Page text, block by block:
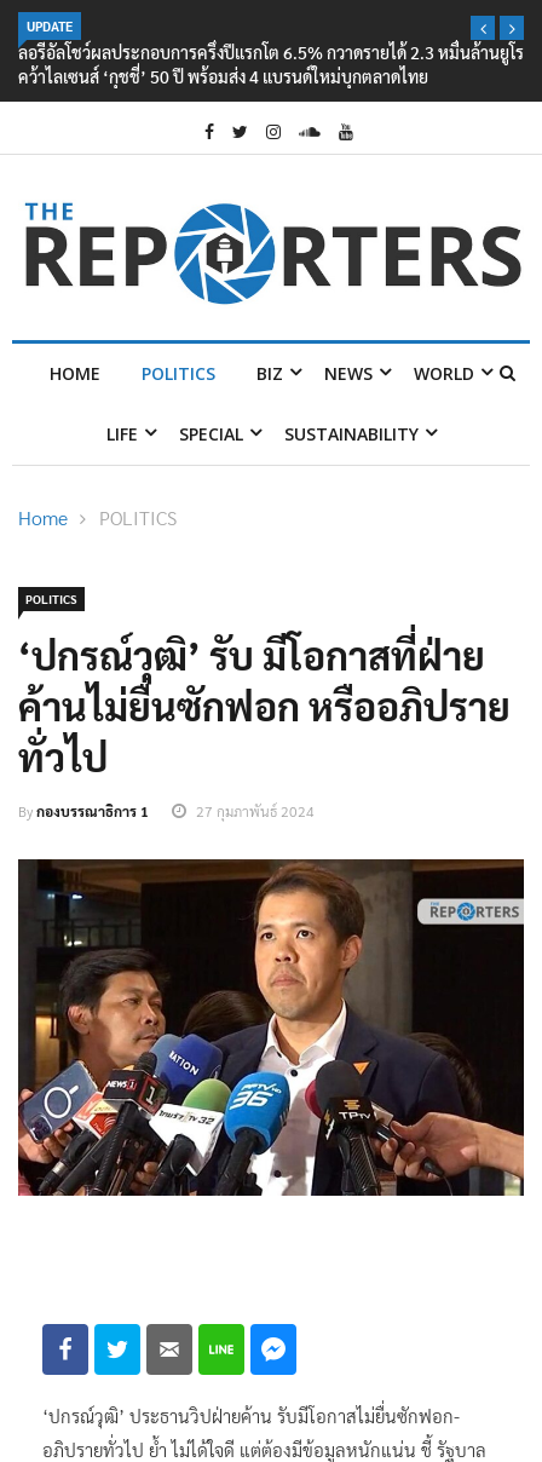
UPDATE
ลอรีอัลโชว์ผลประกอบการครึ่งปีแรกโต 6.5% กวาดรายได้ 2.3 หมื่นล้านยูโร
คว้าไลเซนส์ ‘กุชชี่’ 50 ปี พร้อมส่ง 4 แบรนด์ใหม่บุกตลาดไทย
HOME POLITICS BIZ NEWS WORLD
LIFE SPECIAL SUSTAINABILITY
Home POLITICS
POLITICS
‘ปกรณ์วุฒิ’ รับ มีโอกาสที่ฝ่าย
ค้านไม่ยื่นซักฟอก หรืออภิปราย
ทั่วไป
Byกองบรรณาธิการ 1 27 กุมภาพันธ์ 2024
‘ปกรณ์วุฒิ’ ประธานวิปฝ่ายค้าน รับมีโอกาสไม่ยื่นซักฟอก-
อภิปรายทั่วไป ย้ำ ไม่ได้ใจดี แต่ต้องมีข้อมูลหนักแน่น ชี้ รัฐบาล